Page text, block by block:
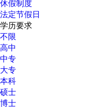
休假制度
法定节假日
学历要求
不限
高中
中专
大专
本科
硕士
博士